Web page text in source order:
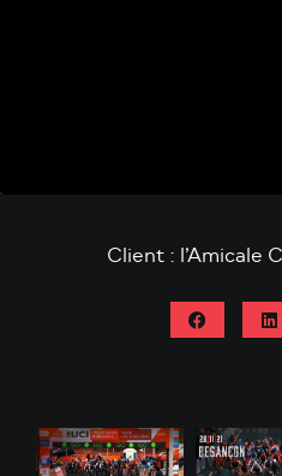
Client : l’Amicale